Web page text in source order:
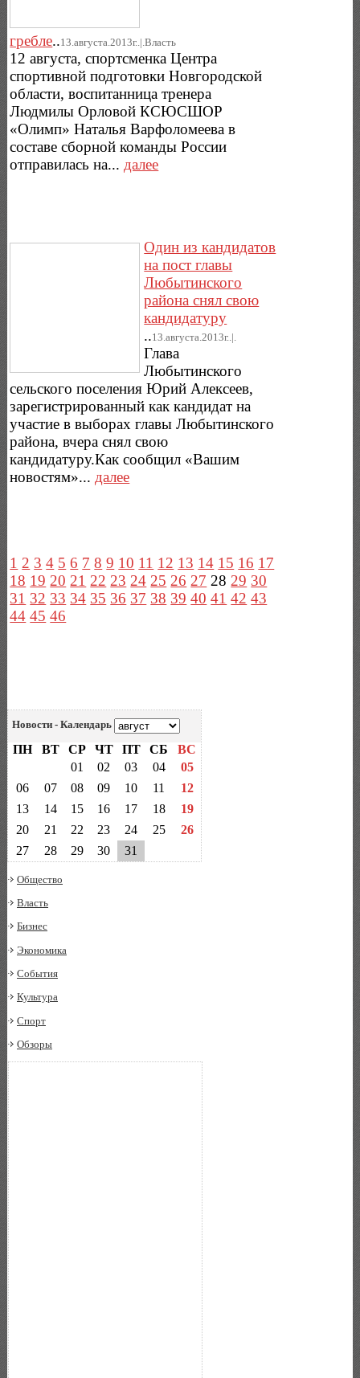
гребле..13.августа.2013г..|.Власть
12 августа, спортсменка Центра
спортивной подготовки Новгородской
области, воспитанница тренера
Людмилы Орловой КСЮСШОР
«Олимп» Наталья Варфоломеева в
составе сборной команды России
отправилась на... далее
Один из кандидатов
на пост главы
Любытинского
района снял свою
кандидатуру
..13.августа.2013г..|.
Глава
Любытинского
сельского поселения Юрий Алексеев,
зарегистрированный как кандидат на
участие в выборах главы Любытинского
района, вчера снял свою
кандидатуру.Как сообщил «Вашим
новостям»...далее
1 2 3 4 5 6 7 8 9 10 11 12 13 14 15 16 17
18 19 20 21 22 23 24 25 26 27 28 29 30
31 32 33 34 35 36 37 38 39 40 41 42 43
44 45 46
Новости - Календарь
ПН ВТ СР ЧТ ПТ СБ
ВС
01
02 03 04
05
06
07 08 09 10 11
12
13
14 15 16 17 18
19
20
21 22 23 24 25
26
27
28 29 30 31
Общество
Власть
Бизнес
Экономика
События
Культура
Спорт
Обзоры